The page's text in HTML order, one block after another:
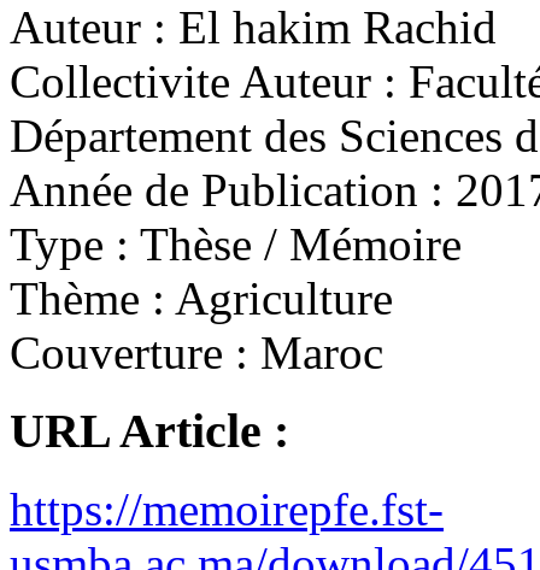
Auteur : El hakim Rachid
Collectivite Auteur :
Département des Sciences
Année de Publication :
Type : Thèse / Mémoire
Thème : Agriculture
Couverture : Maroc
URL Article :
https://memoirepfe.fst-